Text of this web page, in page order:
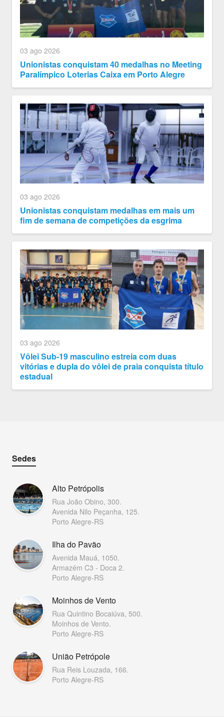
03 ago 2026
Unionistas conquistam 40 medalhas no Meeting
Paralímpico Loterias Caixa em Porto Alegre
03 ago 2026
Unionistas conquistam medalhas em mais um
fim de semana de competições da esgrima
03 ago 2026
Vôlei Sub-19 masculino estreia com duas
vitórias e dupla do vôlei de praia conquista título
estadual
Sedes
Alto Petrópolis
Rua João Obino, 300.
Avenida Nilo Peçanha, 125.
Porto Alegre-RS
Ilha do Pavão
Avenida Mauá, 1050.
Armazém C3 - Doca 2.
Porto Alegre-RS
Moinhos de Vento
Rua Quintino Bocaiúva, 500.
Moinhos de Vento.
Porto Alegre-RS
União Petrópole
Rua Reis Louzada, 166.
Porto Alegre-RS